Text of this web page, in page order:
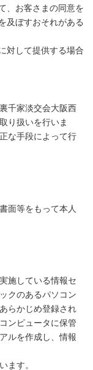
、お客さまの同意を
及ぼすおそれがある
対して提供する場合
千家淡交会大阪西
り扱いを行いま
な手段によって行
面等をもって本人
施している情報セ
クのあるパソコン
らかじめ登録され
ンピュータに保管
ルを作成し、情報
ます。